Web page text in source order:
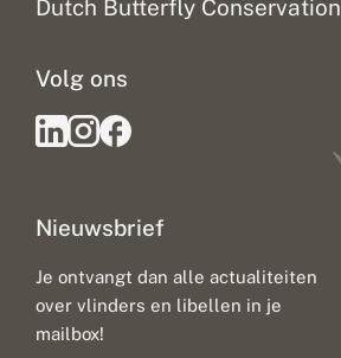
Dutch Butterfly Conservation
Nieuwsbrief
Je ontvangt dan alle actualiteiten
over vlinders en libellen in je
mailbox!
Volg ons